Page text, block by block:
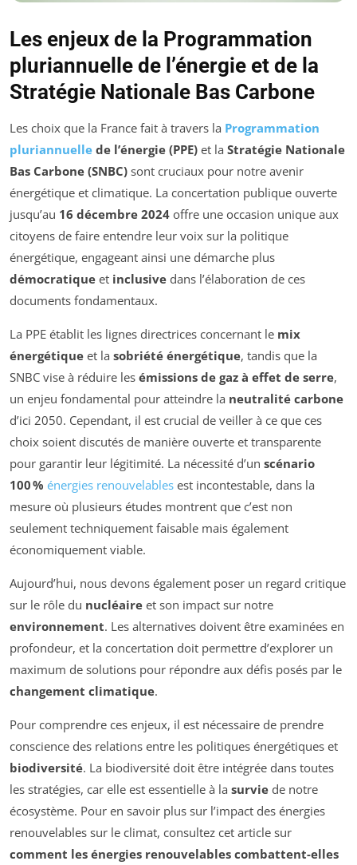
Les enjeux de la Programmation
pluriannuelle de l’énergie et de la
Stratégie Nationale Bas Carbone
Les choix que la France fait à travers la Programmation
pluriannuelle de l’énergie (PPE) et la Stratégie Nationale
Bas Carbone (SNBC) sont cruciaux pour notre avenir
énergétique et climatique. La concertation publique ouverte
jusqu’au 16 décembre 2024 offre une occasion unique aux
citoyens de faire entendre leur voix sur la politique
énergétique, engageant ainsi une démarche plus
démocratique et inclusive dans l’élaboration de ces
documents fondamentaux.
La PPE établit les lignes directrices concernant le mix
énergétique et la sobriété énergétique, tandis que la
SNBC vise à réduire les émissions de gaz à effet de serre,
un enjeu fondamental pour atteindre la neutralité carbone
d’ici 2050. Cependant, il est crucial de veiller à ce que ces
choix soient discutés de manière ouverte et transparente
pour garantir leur légitimité. La nécessité d’un scénario
100 % énergies renouvelables est incontestable, dans la
mesure où plusieurs études montrent que c’est non
seulement techniquement faisable mais également
économiquement viable.
Aujourd’hui, nous devons également poser un regard critique
sur le rôle du nucléaire et son impact sur notre
environnement. Les alternatives doivent être examinées en
profondeur, et la concertation doit permettre d’explorer un
maximum de solutions pour répondre aux défis posés par le
changement climatique.
Pour comprendre ces enjeux, il est nécessaire de prendre
conscience des relations entre les politiques énergétiques et
biodiversité. La biodiversité doit être intégrée dans toutes
les stratégies, car elle est essentielle à la survie de notre
écosystème. Pour en savoir plus sur l’impact des énergies
renouvelables sur le climat, consultez cet article sur
comment les énergies renouvelables combattent-elles